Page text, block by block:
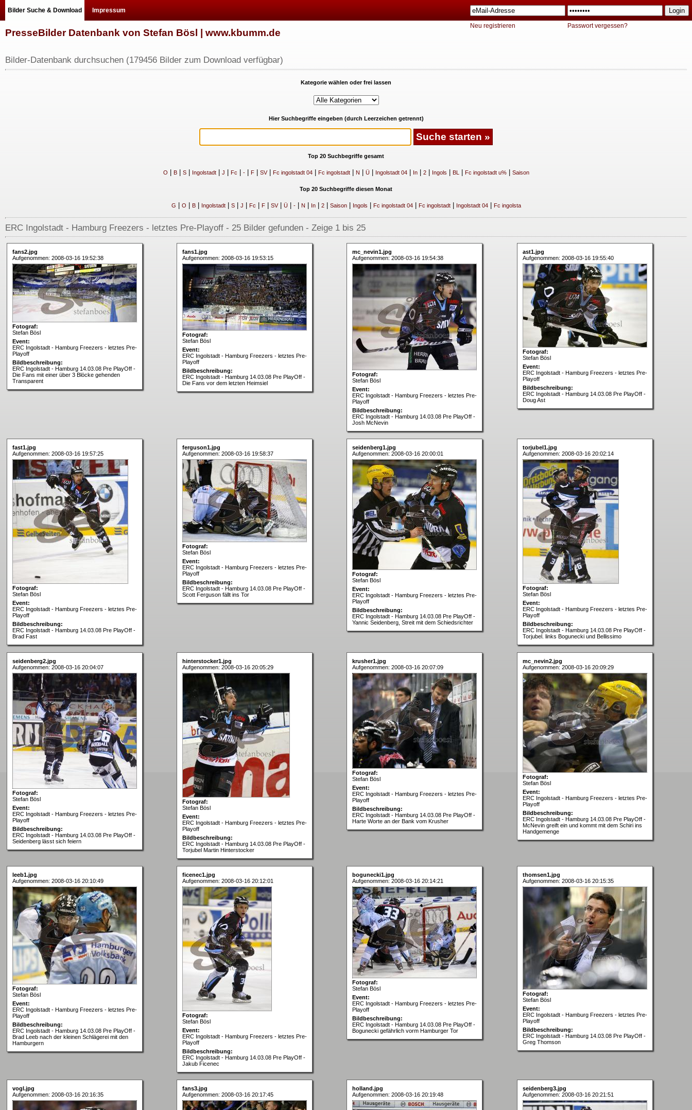
Bilder Suche & Download Impressum
Neu registrieren Passwort vergessen?
PresseBilder Datenbank von Stefan Bösl | www.kbumm.de
Bilder-Datenbank durchsuchen (179456 Bilder zum Download verfügbar)
Kategorie wählen oder frei lassen
Hier Suchbegriffe eingeben (durch Leerzeichen getrennt)
Top 20 Suchbegriffe gesamt
O B| S| Ingolstadt| J Fc -| F| SV| Fc ingolstadt 04| Fc ingolstadt| N Ü Ingolstadt 04| In| 2| Ingols BL | Fc ingolstadt u%| Saison
Top 20 Suchbegriffe diesen Monat
G O B| Ingolstadt| S| J Fc F| SV| Ü| -| N In| 2| Saison| Ingols Fc ingolstadt 04| Fc ingolstadt| Ingolstadt 04| Fc ingolsta
ERC Ingolstadt - Hamburg Freezers - letztes Pre-Playoff - 25 Bilder gefunden - Zeige 1 bis 25
fans2.jpg
Aufgenommen: 2008-03-16 19:52:38
Fotograf:
Stefan Bösl
Event:
ERC Ingolstadt - Hamburg Freezers - letztes Pre-
Playoff
Bildbeschreibung:
ERC Ingolstadt - Hamburg 14.03.08 Pre PlayOff -
Die Fans mit einer über 3 Blöcke gehenden
Transparent
fans1.jpg
Aufgenommen: 2008-03-16 19:53:15
Fotograf:
Stefan Bösl
Event:
ERC Ingolstadt - Hamburg Freezers - letztes Pre-
Playoff
Bildbeschreibung:
ERC Ingolstadt - Hamburg 14.03.08 Pre PlayOff -
Die Fans vor dem letzten Heimsiel
mc_nevin1.jpg
Aufgenommen: 2008-03-16 19:54:38
Fotograf:
Stefan Bösl
Event:
ERC Ingolstadt - Hamburg Freezers - letztes Pre-
Playoff
Bildbeschreibung:
ERC Ingolstadt - Hamburg 14.03.08 Pre PlayOff -
Josh McNevin
ast1.jpg
Aufgenommen: 2008-03-16 19:55:40
Fotograf:
Stefan Bösl
Event:
ERC Ingolstadt - Hamburg Freezers - letztes Pre-
Playoff
Bildbeschreibung:
ERC Ingolstadt - Hamburg 14.03.08 Pre PlayOff -
Doug Ast
fast1.jpg
Aufgenommen: 2008-03-16 19:57:25
Fotograf:
Stefan Bösl
Event:
ERC Ingolstadt - Hamburg Freezers - letztes Pre-
Playoff
Bildbeschreibung:
ERC Ingolstadt - Hamburg 14.03.08 Pre PlayOff -
Brad Fast
ferguson1.jpg
Aufgenommen: 2008-03-16 19:58:37
Fotograf:
Stefan Bösl
Event:
ERC Ingolstadt - Hamburg Freezers - letztes Pre-
Playoff
Bildbeschreibung:
ERC Ingolstadt - Hamburg 14.03.08 Pre PlayOff -
Scott Ferguson fällt ins Tor
seidenberg1.jpg
Aufgenommen: 2008-03-16 20:00:01
Fotograf:
Stefan Bösl
Event:
ERC Ingolstadt - Hamburg Freezers - letztes Pre-
Playoff
Bildbeschreibung:
ERC Ingolstadt - Hamburg 14.03.08 Pre PlayOff -
Yannic Seidenberg, Streit mit dem Schiedsrichter
torjubel1.jpg
Aufgenommen: 2008-03-16 20:02:14
Fotograf:
Stefan Bösl
Event:
ERC Ingolstadt - Hamburg Freezers - letztes Pre-
Playoff
Bildbeschreibung:
ERC Ingolstadt - Hamburg 14.03.08 Pre PlayOff -
Torjubel. links Bogunecki und Bellissimo
seidenberg2.jpg
Aufgenommen: 2008-03-16 20:04:07
Fotograf:
Stefan Bösl
Event:
ERC Ingolstadt - Hamburg Freezers - letztes Pre-
Playoff
Bildbeschreibung:
ERC Ingolstadt - Hamburg 14.03.08 Pre PlayOff -
Seidenberg lässt sich feiern
hinterstocker1.jpg
Aufgenommen: 2008-03-16 20:05:29
Fotograf:
Stefan Bösl
Event:
ERC Ingolstadt - Hamburg Freezers - letztes Pre-
Playoff
Bildbeschreibung:
ERC Ingolstadt - Hamburg 14.03.08 Pre PlayOff -
Torjubel Martin Hinterstocker
krusher1.jpg
Aufgenommen: 2008-03-16 20:07:09
Fotograf:
Stefan Bösl
Event:
ERC Ingolstadt - Hamburg Freezers - letztes Pre-
Playoff
Bildbeschreibung:
ERC Ingolstadt - Hamburg 14.03.08 Pre PlayOff -
Harte Worte an der Bank vom Krusher
mc_nevin2.jpg
Aufgenommen: 2008-03-16 20:09:29
Fotograf:
Stefan Bösl
Event:
ERC Ingolstadt - Hamburg Freezers - letztes Pre-
Playoff
Bildbeschreibung:
ERC Ingolstadt - Hamburg 14.03.08 Pre PlayOff -
McNevin greift ein und kommt mit dem Schiri ins
Handgemenge
leeb1.jpg
Aufgenommen: 2008-03-16 20:10:49
Fotograf:
Stefan Bösl
Event:
ERC Ingolstadt - Hamburg Freezers - letztes Pre-
Playoff
Bildbeschreibung:
ERC Ingolstadt - Hamburg 14.03.08 Pre PlayOff -
Brad Leeb nach der kleinen Schlägerei mit den
Hamburgern
ficenec1.jpg
Aufgenommen: 2008-03-16 20:12:01
Fotograf:
Stefan Bösl
Event:
ERC Ingolstadt - Hamburg Freezers - letztes Pre-
Playoff
Bildbeschreibung:
ERC Ingolstadt - Hamburg 14.03.08 Pre PlayOff -
Jakub Ficenec
bogunecki1.jpg
Aufgenommen: 2008-03-16 20:14:21
Fotograf:
Stefan Bösl
Event:
ERC Ingolstadt - Hamburg Freezers - letztes Pre-
Playoff
Bildbeschreibung:
ERC Ingolstadt - Hamburg 14.03.08 Pre PlayOff -
Bogunecki gefährlich vorm Hamburger Tor
thomsen1.jpg
Aufgenommen: 2008-03-16 20:15:35
Fotograf:
Stefan Bösl
Event:
ERC Ingolstadt - Hamburg Freezers - letztes Pre-
Playoff
Bildbeschreibung:
ERC Ingolstadt - Hamburg 14.03.08 Pre PlayOff -
Greg Thomson
vogl.jpg
Aufgenommen: 2008-03-16 20:16:35
fans3.jpg
Aufgenommen: 2008-03-16 20:17:45
holland.jpg
Aufgenommen: 2008-03-16 20:19:48
seidenberg3.jpg
Aufgenommen: 2008-03-16 20:21:51